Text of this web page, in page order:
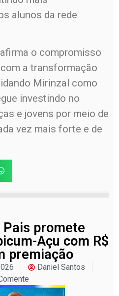
alunos da rede
o compromisso
a transformação
Mirinzal como
investindo no
e jovens por meio de
vez mais forte e de
Pais promete
Açu com R$
premiação
Daniel Santos